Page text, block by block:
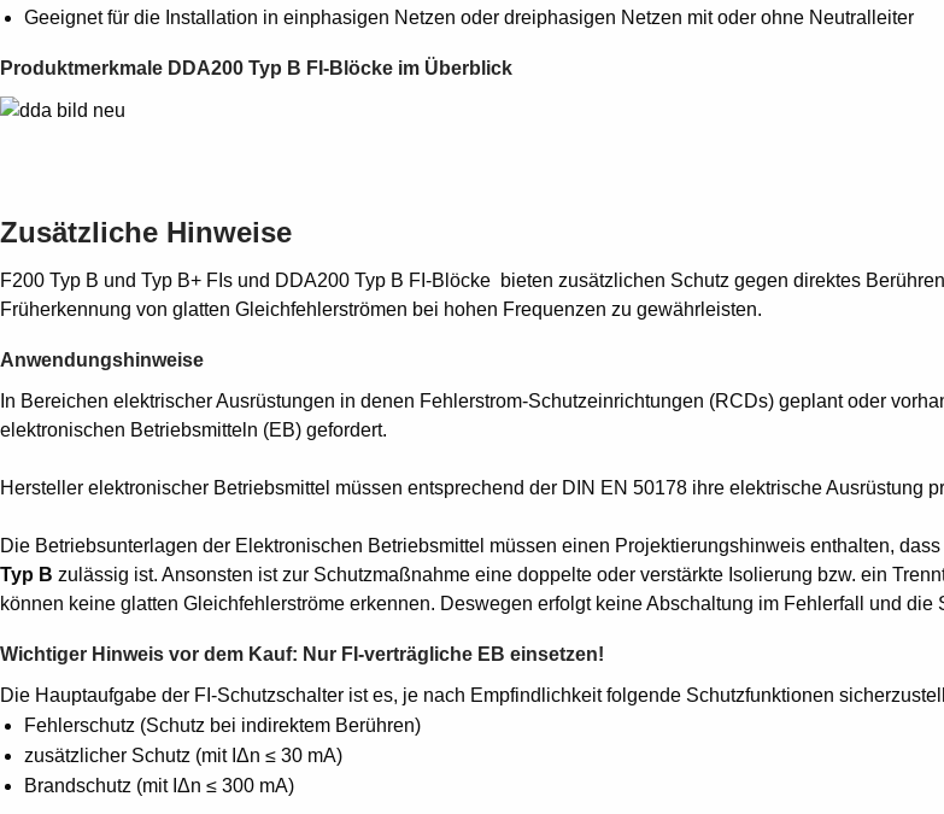
Geeignet für die Installation in einphasigen Netzen oder dreiphasigen Netzen mit oder ohne Neutralleiter
Produktmerkmale DDA200 Typ B FI-Blöcke im Überblick
Zusätzliche Hinweise
F200 Typ B und Typ B+ FIs und DDA200 Typ B FI-Blöcke bieten zusätzlichen Schutz gegen direktes
Früherkennung von glatten Gleichfehlerströmen bei hohen Frequenzen zu gewährleisten.
Anwendungshinweise
In Bereichen elektrischer Ausrüstungen in denen Fehlerstrom-Schutzeinrichtungen (RCDs) geplant oder
elektronischen Betriebsmitteln (EB) gefordert.
Hersteller elektronischer Betriebsmittel müssen entsprechend der DIN EN 50178 ihre elektrische Ausrüstung
Die Betriebsunterlagen der Elektronischen Betriebsmittel müssen einen Projektierungshinweis enthalten,
Typ B zulässig ist. Ansonsten ist zur Schutzmaßnahme eine doppelte oder verstärkte Isolierung bzw. ein
können keine glatten Gleichfehlerströme erkennen. Deswegen erfolgt keine Abschaltung im Fehlerfall und die
Wichtiger Hinweis vor dem Kauf: Nur FI-verträgliche EB einsetzen!
Die Hauptaufgabe der FI-Schutzschalter ist es, je nach Empfindlichkeit folgende Schutzfunktionen
Fehlerschutz (Schutz bei indirektem Berühren)
zusätzlicher Schutz (mit IΔn ≤ 30 mA)
Brandschutz (mit IΔn ≤ 300 mA)